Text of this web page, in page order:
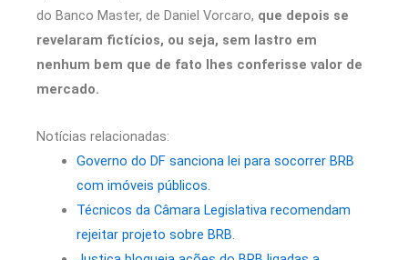
do Banco Master, de Daniel Vorcaro, que depois se
revelaram fictícios, ou seja, sem lastro em
nenhum bem que de fato lhes conferisse valor de
mercado.
Notícias relacionadas:
Governo do DF sanciona lei para socorrer BRB
com imóveis públicos.
Técnicos da Câmara Legislativa recomendam
rejeitar projeto sobre BRB.